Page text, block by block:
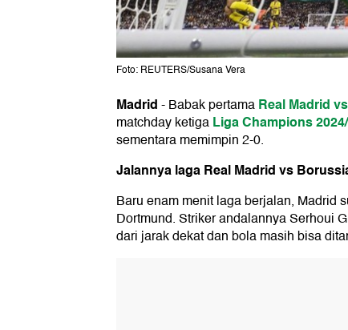
Foto: REUTERS/Susana Vera
Madrid-Babak pertamaReal Madrid
matchday ketigaLiga Champions
sementara memimpin 2-0.
Jalannya lagaReal Madrid vs
Baru enam menit laga berjalan, Madrid
Dortmund. Striker andalannya Serhoui
dari jarak dekat dan bola masih bisa